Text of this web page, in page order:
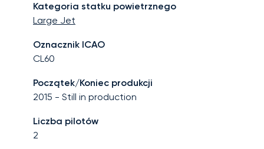
Kategoria statku powietrznego
Large Jet
Oznacznik ICAO
CL60
Początek/Koniec produkcji
2015 - Still in production
Liczba pilotów
2